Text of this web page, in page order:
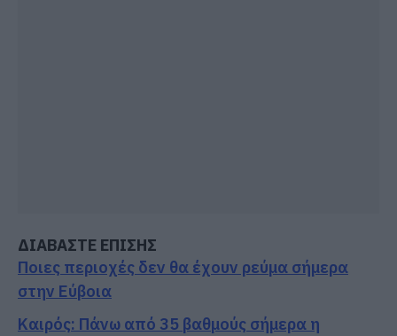
ΔΙΑΒΑΣΤΕ ΕΠΙΣΗΣ
Ποιες περιοχές δεν θα έχουν ρεύμα σήμερα
στην Εύβοια
Καιρός: Πάνω από 35 βαθμούς σήμερα η